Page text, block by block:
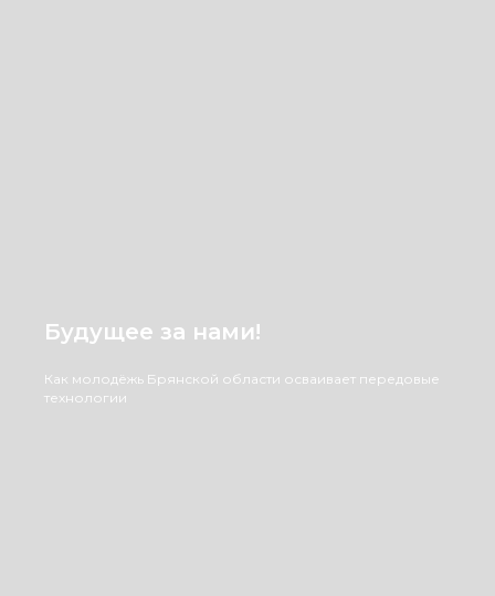
Будущее за нами!
Как молодёжь Брянской области осваивает передовые
технологии